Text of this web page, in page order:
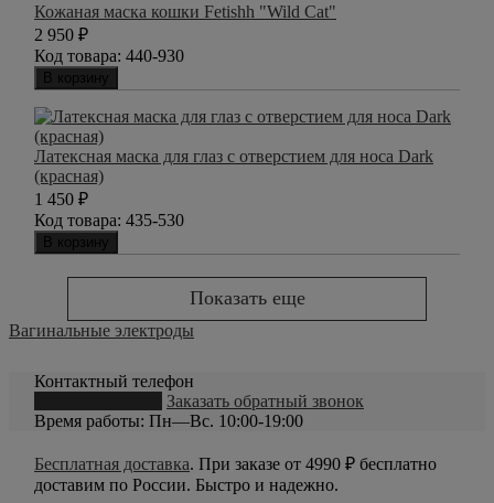
Кожаная маска кошки Fetishh "Wild Cat"
2 950 ₽
Код товара: 440-930
В корзину
Латексная маска для глаз с отверстием для носа Dark
(красная)
1 450 ₽
Код товара: 435-530
В корзину
Показать еще
Вагинальные электроды
Контактный телефон
Заказать обратный звонок
Время работы: Пн—Вс. 10:00-19:00
Бесплатная доставка. При заказе от 4990 ₽ бесплатно
доставим по России. Быстро и надежно.